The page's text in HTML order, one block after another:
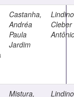
Castanha,
Andréa
Paula
Jardim
Cleber
Mistura,